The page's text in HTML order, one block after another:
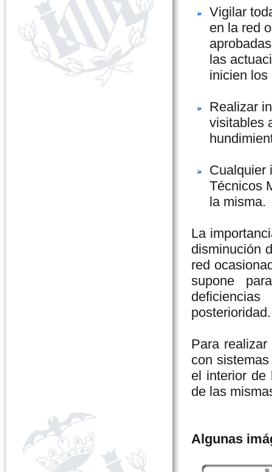
Vigilar
en la red
las
inicien los
Realizar
visitables
Cualquier
Técnicos
la misma.
La
disminución
red
supone
posterioridad.
Para
con
el interior de
de las
Algunas